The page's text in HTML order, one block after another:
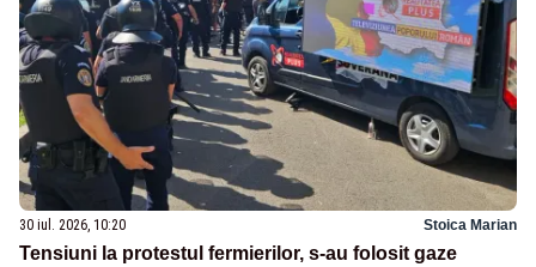
30 iul. 2026, 10:20 Stoica Marian
Tensiuni la protestul fermierilor, s-au folosit gaze